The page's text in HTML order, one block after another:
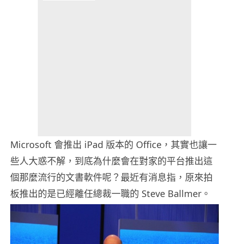
Microsoft 會推出 iPad 版本的 Office，其實也讓一
些人大惑不解，到底為什麼會在對家的平台推出這
個那麼流行的文書軟件呢？最近有消息指，原來拍
板推出的是已經離任總裁一職的 Steve Ballmer。